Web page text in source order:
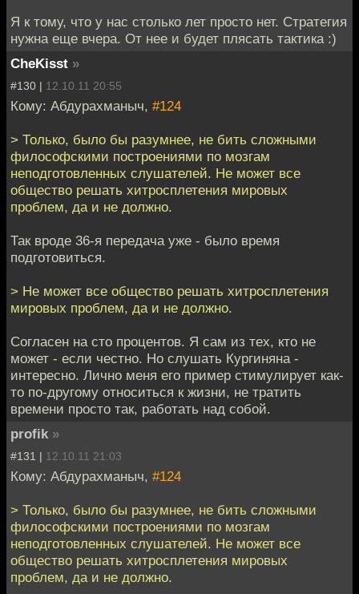
Я к тому, что у нас столько лет просто нет. Стратегия
нужна еще вчера. От нее и будет плясать тактика :)
CheKisst »
#130 | 12.10.11 20:55
Кому: Абдурахманыч, #124
> Только, было бы разумнее, не бить сложными
философскими построениями по мозгам
неподготовленных слушателей. Не может все
общество решать хитросплетения мировых
проблем, да и не должно.
Так вроде 36-я передача уже - было время
подготовиться.
> Не может все общество решать хитросплетения
мировых проблем, да и не должно.
Согласен на сто процентов. Я сам из тех, кто не
может - если честно. Но слушать Кургиняна -
интересно. Лично меня его пример стимулирует как-
то по-другому относиться к жизни, не тратить
времени просто так, работать над собой.
profik »
#131 | 12.10.11 21:03
Кому: Абдурахманыч, #124
> Только, было бы разумнее, не бить сложными
философскими построениями по мозгам
неподготовленных слушателей. Не может все
общество решать хитросплетения мировых
проблем, да и не должно.